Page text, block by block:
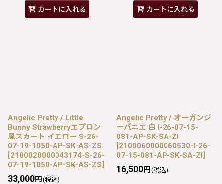
カートに入れる カートに入れる
Angelic Pretty / Little
Bunny Strawberryエプロン
風スカート イエロー S-26-
07-19-1050-AP-SK-AS-ZS
[2100020000043174-S-26-
07-19-1050-AP-SK-AS-ZS]
33,000円 (税込)
Angelic Pretty / オーガンジ
ーパニエ 白 I-26-07-15-
081-AP-SK-SA-ZI
[2100060000060530-I-26-
07-15-081-AP-SK-SA-ZI]
16,500円 (税込)